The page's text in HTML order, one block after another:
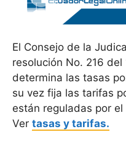
El Consejo de la
resolución No. 216
determina las tasas
su vez fija las tarifas
están reguladas por
Ver tasas y tarifas.